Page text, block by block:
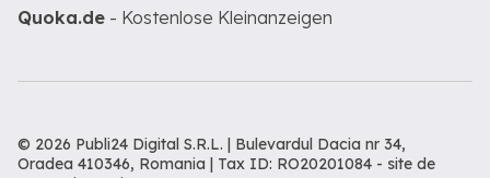
Quoka.de - Kostenlose Kleinanzeigen
© 2026 Publi24 Digital S.R.L. | Bulevardul Dacia nr 34,
Oradea 410346, Romania | Tax ID: RO20201084 - site de